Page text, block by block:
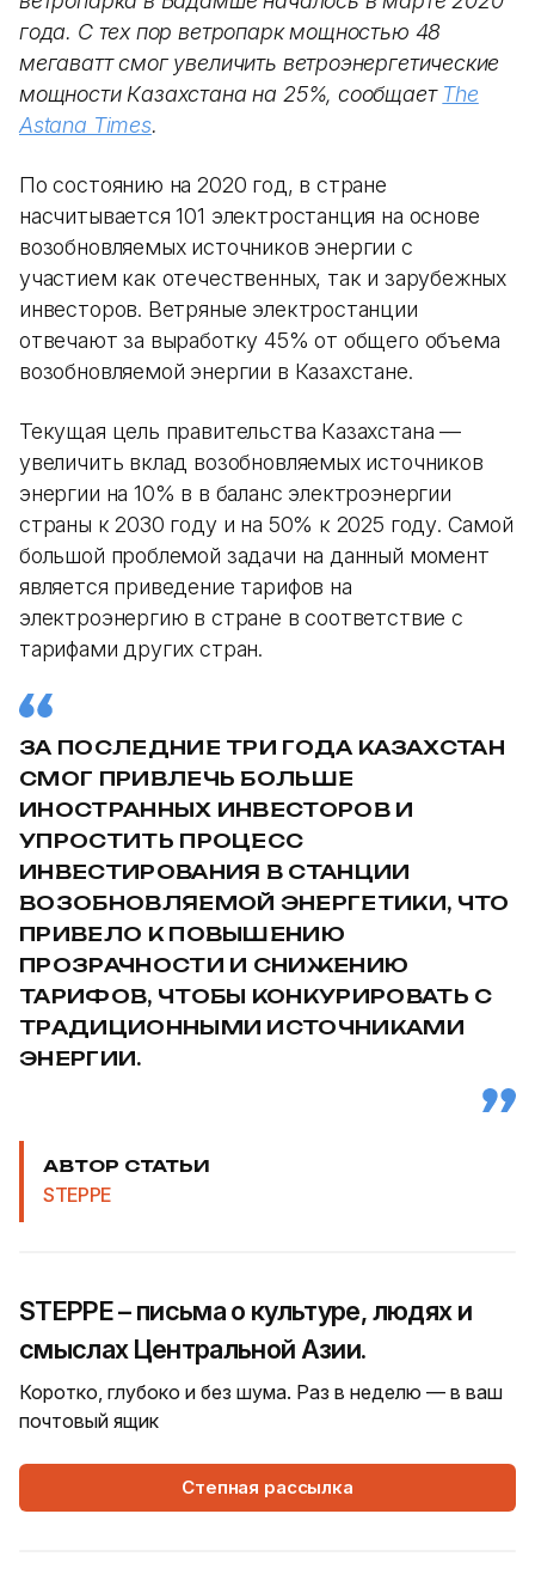
года. С тех пор ветропарк мощностью 48
мегаватт смог увеличить ветроэнергетические
мощности Казахстана на 25%, сообщает The
Astana Times.
По состоянию на 2020 год, в стране
насчитывается 101 электростанция на основе
возобновляемых источников энергии с
участием как отечественных, так и зарубежных
инвесторов. Ветряные электростанции
отвечают за выработку 45% от общего объема
возобновляемой энергии в Казахстане.
Текущая цель правительства Казахстана —
увеличить вклад возобновляемых источников
энергии на 10% в в баланс электроэнергии
страны к 2030 году и на 50% к 2025 году. Самой
большой проблемой задачи на данный момент
является приведение тарифов на
электроэнергию в стране в соответствие с
тарифами других стран.
ЗА ПОСЛЕДНИЕ ТРИ ГОДА КАЗАХСТАН
СМОГ ПРИВЛЕЧЬ БОЛЬШЕ
ИНОСТРАННЫХ ИНВЕСТОРОВ И
УПРОСТИТЬ ПРОЦЕСС
ИНВЕСТИРОВАНИЯ В СТАНЦИИ
ВОЗОБНОВЛЯЕМОЙ ЭНЕРГЕТИКИ, ЧТО
ПРИВЕЛО К ПОВЫШЕНИЮ
ПРОЗРАЧНОСТИ И СНИЖЕНИЮ
ТАРИФОВ, ЧТОБЫ КОНКУРИРОВАТЬ С
ТРАДИЦИОННЫМИ ИСТОЧНИКАМИ
ЭНЕРГИИ.
АВТОР СТАТЬИ
STEPPE
STEPPE – письма о культуре, людях и
смыслах Центральной Азии.
Коротко, глубоко и без шума. Раз в неделю — в ваш
почтовый ящик
Степная рассылка